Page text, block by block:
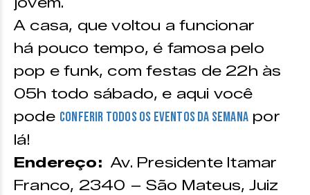
A casa, que voltou a funcionar
há pouco tempo, é famosa pelo
pop e funk, com festas de 22h às
05h todo sábado, e aqui você
pode conferir todos os eventos da semana por
lá!
Endereço: Av. Presidente Itamar
Franco, 2340 – São Mateus, Juiz